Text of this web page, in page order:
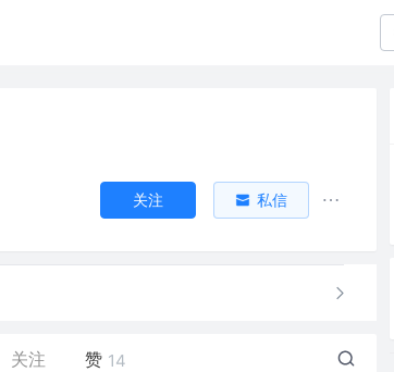
关注 私信
关注 赞 14